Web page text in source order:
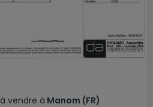
à vendre à Manom (FR)